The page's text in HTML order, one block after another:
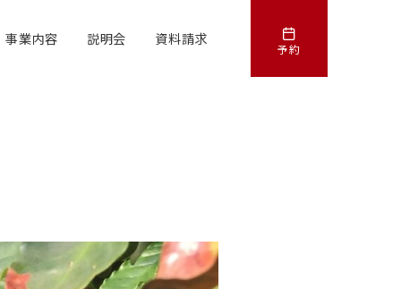
事業内容 説明会 資料請求
予約